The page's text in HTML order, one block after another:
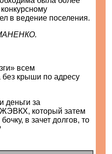
в ведение поселения.
всем
крыши по адресу
деньги за
который затем
в зачет долгов, то